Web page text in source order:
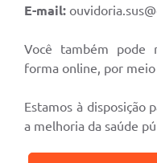
E-mail:
Você também pode
forma online, por meio
Estamos à disposição
a melhoria da saúde